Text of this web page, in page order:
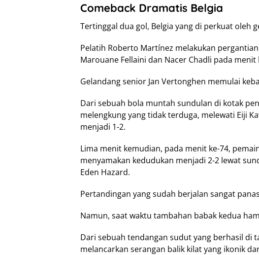
Comeback Dramatis Belgia
Tertinggal dua gol, Belgia yang di perkuat oleh
Pelatih Roberto Martínez melakukan
Marouane Fellaini dan Nacer Chadli pada
Gelandang senior Jan Vertonghen memulai
Dari sebuah bola muntah sundulan di kotak
melengkung yang tidak terduga, melewati Eiji
menjadi 1-2.
Lima menit kemudian, pada menit ke-74,
menyamakan kedudukan menjadi 2-2 lewat
Eden Hazard.
Pertandingan yang sudah berjalan sangat
Namun, saat waktu tambahan babak kedua
Dari sebuah tendangan sudut yang berhasil di
melancarkan serangan balik kilat yang ikonik